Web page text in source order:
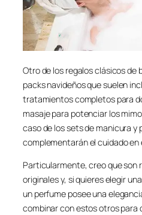
Otro de los regalos clásicos de
packs navideños que suelen
tratamientos completos para
masaje para potenciar los
caso de los sets de manicura y
complementarán el cuidado
Particularmente, creo que son
originales y, si quieres elegir
un perfume posee una
combinar con estos otros para